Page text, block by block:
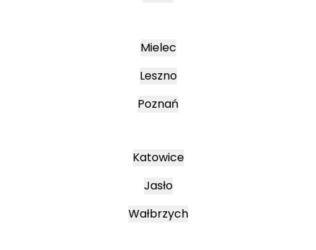
Mielec
Leszno
Poznań
Katowice
Jasło
Wałbrzych